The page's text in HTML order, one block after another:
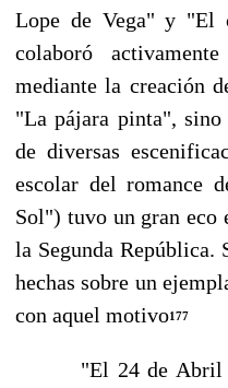
Lope de Vega" y "El
colaboró
mediante la creación
"La pájara pinta",
de diversas
escolar del romance
Sol") tuvo un gran eco
la Segunda Re­pública.
hechas sobre un
con aquel motivo177
"El 24 de Abril